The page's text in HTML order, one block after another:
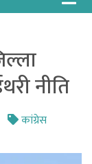
नीति
कांग्रेस